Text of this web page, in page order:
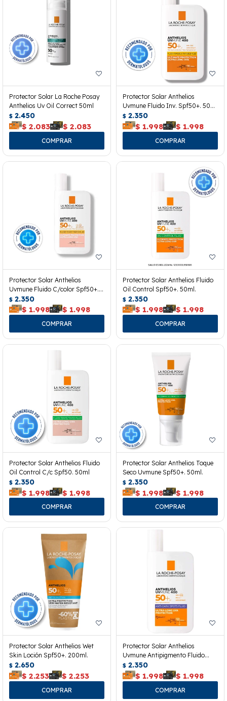
Protector Solar La Roche Posay
Anthelios Uv Oil Correct 50ml
$ 2.450
$ 2.083 $ 2.083
Protector Solar Anthelios
Uvmune Fluido Inv. Spf50+. 50
Ml.
$ 2.350
$ 1.998 $ 1.998
Protector Solar Anthelios
Uvmune Fluido C/color Spf50+.
50ml
$ 2.350
$ 1.998 $ 1.998
Protector Solar Anthelios Fluido
Oil Control Spf50+. 50ml.
$ 2.350
$ 1.998 $ 1.998
Protector Solar Anthelios Fluido
Oil Control C/c Spf50. 50ml
$ 2.350
$ 1.998 $ 1.998
Protector Solar Anthelios Toque
Seco Uvmune Spf50+. 50ml.
$ 2.350
$ 1.998 $ 1.998
Protector Solar Anthelios Wet
Skin Loción Spf50+. 200ml.
$ 2.650
$ 2.253 $ 2.253
Protector Solar Anthelios
Uvmune Antipigmento Fluido
Fps50. 50 Ml.
$ 2.350
$ 1.998 $ 1.998